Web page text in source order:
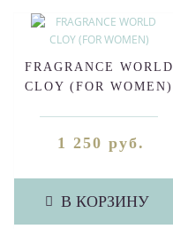
FRAGRANCE WORLD
CLOY (FOR WOMEN)
1 250 руб.
В КОРЗИНУ